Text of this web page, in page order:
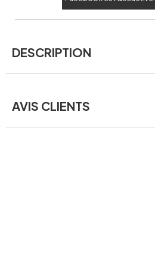
DESCRIPTION
AVIS CLIENTS